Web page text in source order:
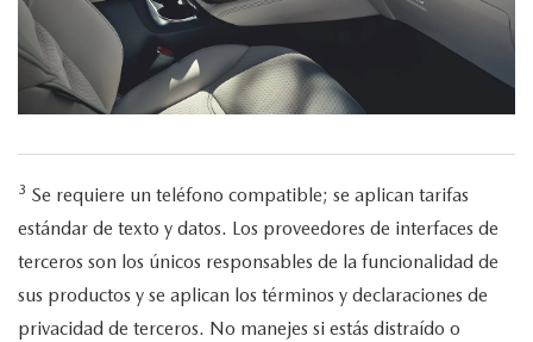
3 Se requiere un teléfono compatible; se aplican tarifas
estándar de texto y datos. Los proveedores de interfaces de
terceros son los únicos responsables de la funcionalidad de
sus productos y se aplican los términos y declaraciones de
privacidad de terceros. No manejes si estás distraído o